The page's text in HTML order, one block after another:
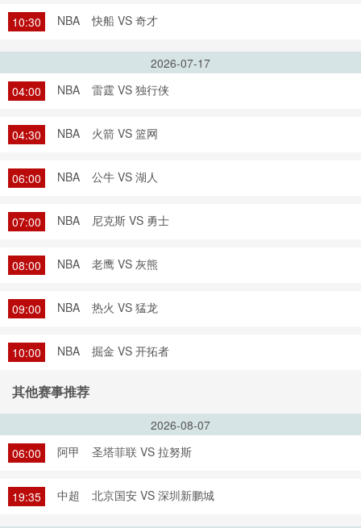
10:30 NBA 快船 VS 奇才
2026-07-17
04:00
NBA 雷霆 VS 独行侠
04:30 NBA 火箭 VS 篮网
06:00 NBA 公牛 VS 湖人
07:00 NBA 尼克斯 VS 勇士
08:00 NBA 老鹰 VS 灰熊
09:00 NBA 热火 VS 猛龙
10:00 NBA 掘金 VS 开拓者
其他赛事推荐
2026-08-07
06:00
阿甲 圣塔菲联 VS 拉努斯
19:35 中超 北京国安 VS 深圳新鹏城